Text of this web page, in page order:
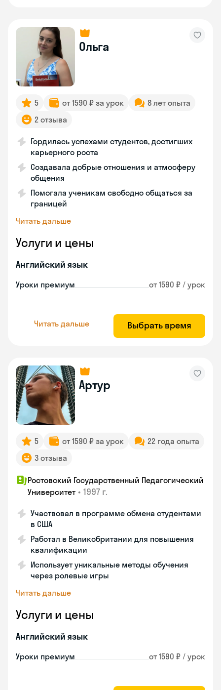
Ольга
5 от 1590 ₽ за урок
8 лет опыта
2 отзыва
Гордилась успехами студентов, достигших
карьерного роста
Создавала добрые отношения и атмосферу
общения
Помогала ученикам свободно общаться за
границей
Читать дальше
Услуги и цены
Английский язык
Уроки премиум от 1590 ₽ / урок
Читать дальше Выбрать время
Артур
5 от 1590 ₽ за урок
22 года опыта
3 отзыва
Ростовский Государственный Педагогический
Университет • 1997 г.
Участвовал в программе обмена студентами
в США
Работал в Великобритании для повышения
квалификации
Использует уникальные методы обучения
через ролевые игры
Читать дальше
Услуги и цены
Английский язык
Уроки премиум от 1590 ₽ / урок